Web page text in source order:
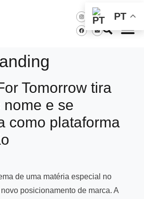
Tomorrow tira
nome e se
como plataforma
de uma matéria especial no
posicionamento de marca. A
PT